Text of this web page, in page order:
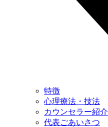
特徴
心理療法・技法
カウンセラー紹介
代表ごあいさつ